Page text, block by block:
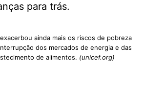
para trás.
ainda mais os riscos de pobreza
dos mercados de energia e das
de alimentos. (unicef.org)